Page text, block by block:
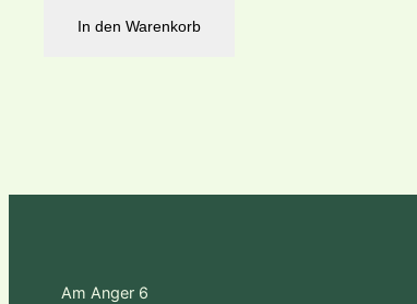
In den Warenkorb
Am Anger 6